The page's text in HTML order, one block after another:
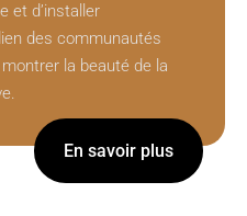
et d’installer
des communautés
la beauté de la
En savoir plus